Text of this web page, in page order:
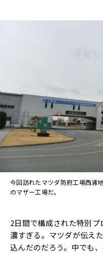
今回訪れたマツダ防府工場西浦
のマザー工場だ。
2日間で構成された特別
濃すぎる。マツダが伝え
込んだのだろう。中でも